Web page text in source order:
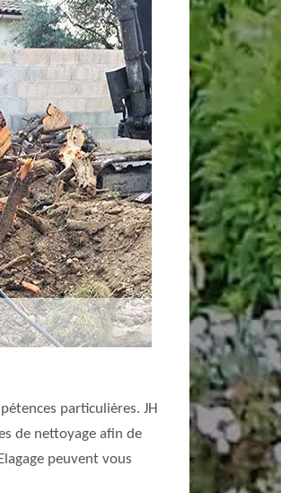
particulières. JH
de nettoyage afin de
peuvent vous